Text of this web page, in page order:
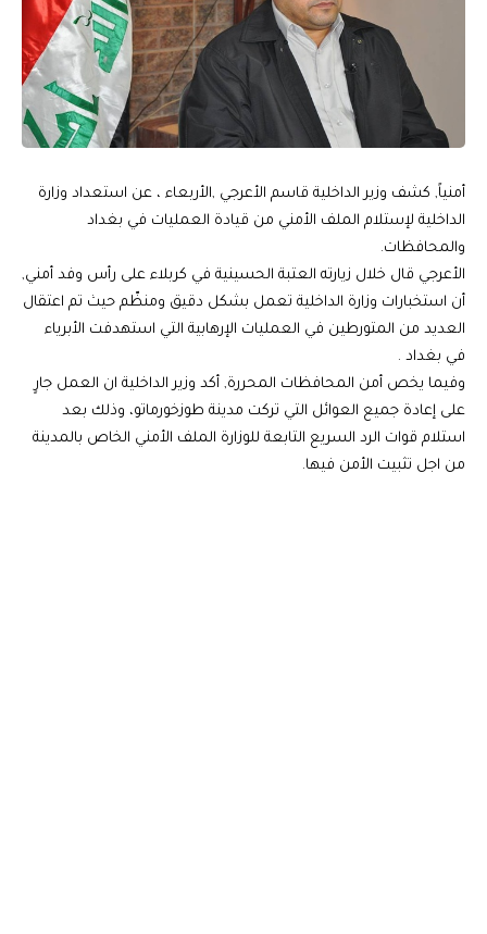
أمنياً, كشف وزير الداخلية قاسم الأعرجي ,الأربعاء ، عن استعداد وزارة
الداخلية لإستلام الملف الأمني من قيادة العمليات في بغداد
والمحافظات.
الأعرجي قال خلال زيارته العتبة الحسينية في كربلاء على رأس وفد أمني,
أن استخبارات وزارة الداخلية تعمل بشكل دقيق ومنظّم حيث تم اعتقال
العديد من المتورطين في العمليات الإرهابية التي استهدفت الأبرياء
في بغداد .
وفيما يخص أمن المحافظات المحررة, أكد وزير الداخلية ان العمل جارٍ
على إعادة جميع العوائل التي تركت مدينة طوزخورماتو، وذلك بعد
استلام قوات الرد السريع التابعة للوزارة الملف الأمني الخاص بالمدينة
من اجل تثبيت الأمن فيها.